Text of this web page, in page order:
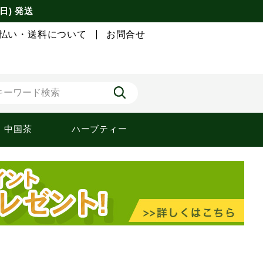
) 発送
い・送料について お問合せ
中国茶 ハーブティー